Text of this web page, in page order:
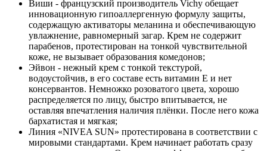
Виши - французский производитель Vichy обещает
инновационную гипоаллергенную формулу защиты,
содержащую активаторы меланина и обеспечивающую
увлажнение, равномерный загар. Крем не содержит
парабенов, протестирован на тонкой чувствительной
коже, не вызывает образования комедонов;
Эйвон - нежный крем с тонкой текстурой,
водоустойчив, в его составе есть витамин Е и нет
консервантов. Немножко розоватого цвета, хорошо
распределяется по лицу, быстро впитывается, не
оставляя впечатления наличия плёнки. После него кожа
бархатистая и мягкая;
Линия «NIVEA SUN» протестирована в соответствии с
мировыми стандартами. Крем начинает работать сразу